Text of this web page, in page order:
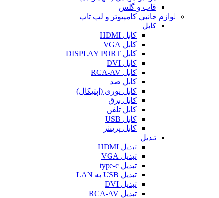
قاب و گلس
لوازم جانبی کامپیوتر و لپ تاپ
کابل
کابل HDMI
کابل VGA
کابل DISPLAY PORT
کابل DVI
کابل RCA-AV
کابل صدا
کابل نوری (اپتیکال)
کابل برق
کابل تلفن
کابل USB
کابل پرینتر
تبدیل
تبدیل HDMI
تبدیل VGA
تبدیل type-c
تبدیل USB به LAN
تبدیل DVI
تبدیل RCA-AV